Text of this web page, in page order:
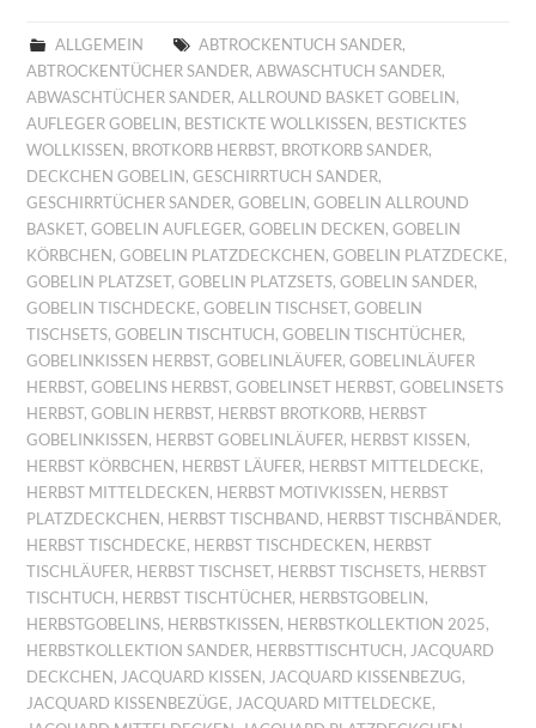
ALLGEMEIN ABTROCKENTUCH SANDER,
ABTROCKENTÜCHER SANDER,ABWASCHTUCH SANDER,
ABWASCHTÜCHER SANDER,ALLROUND BASKET GOBELIN ,
AUFLEGER GOBELIN , BESTICKTE WOLLKISSEN , BESTICKTES
WOLLKISSEN , BROTKORB HERBST, BROTKORB SANDER,
DECKCHEN GOBELIN ,GESCHIRRTUCH SANDER,
GESCHIRRTÜCHER SANDER,GOBELIN ,GOBELIN ALLROUND
BASKET,GOBELIN AUFLEGER,GOBELIN DECKEN ,GOBELIN
KÖRBCHEN ,GOBELIN PLATZDECKCHEN ,GOBELIN PLATZDECKE,
GOBELIN PLATZSET,GOBELIN PLATZSETS,GOBELIN SANDER,
GOBELIN TISCHDECKE,GOBELIN TISCHSET,GOBELIN
TISCHSETS,GOBELIN TISCHTUCH ,GOBELIN TISCHTÜCHER,
GOBELINKISSEN HERBST,GOBELINLÄUFER,GOBELINLÄUFER
HERBST,GOBELINS HERBST,GOBELINSET HERBST,GOBELINSETS
HERBST,GOBLIN HERBST, HERBST BROTKORB, HERBST
GOBELINKISSEN , HERBST GOBELINLÄUFER, HERBST KISSEN ,
HERBST KÖRBCHEN , HERBST LÄUFER, HERBST MITTELDECKE,
HERBST MITTELDECKEN , HERBST MOTIVKISSEN , HERBST
PLATZDECKCHEN , HERBST TISCHBAND, HERBST TISCHBÄNDER,
HERBST TISCHDECKE, HERBST TISCHDECKEN , HERBST
TISCHLÄUFER, HERBST TISCHSET, HERBST TISCHSETS, HERBST
TISCHTUCH , HERBST TISCHTÜCHER, HERBSTGOBELIN ,
HERBSTGOBELINS, HERBSTKISSEN , HERBSTKOLLEKTION 2025,
HERBSTKOLLEKTION SANDER, HERBSTTISCHTUCH , JACQUARD
DECKCHEN , JACQUARD KISSEN , JACQUARD KISSENBEZUG,
JACQUARD KISSENBEZÜGE, JACQUARD MITTELDECKE,